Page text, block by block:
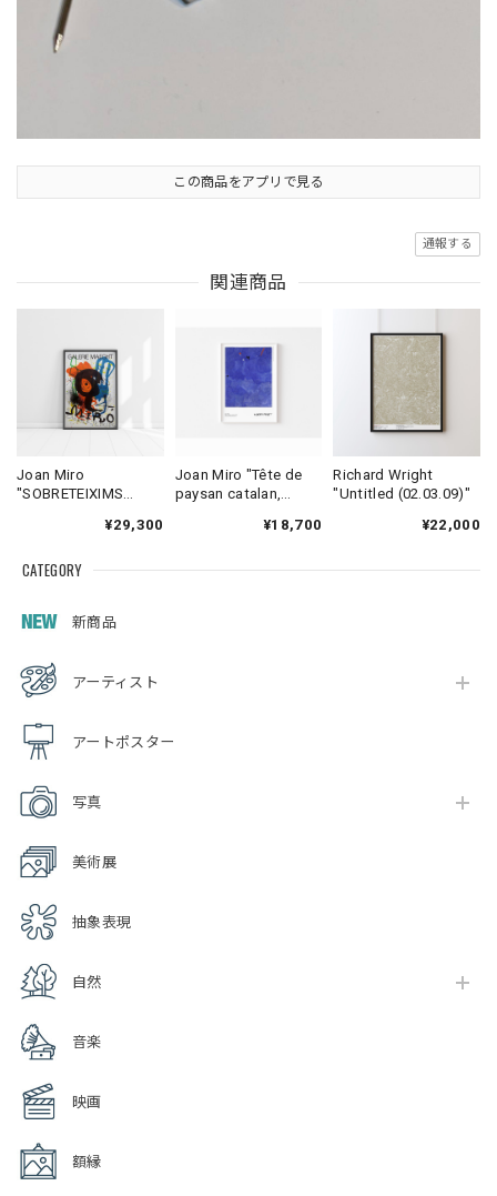
CATEGORY
新商品
アーティスト
アートポスター
写真
美術展
抽象表現
自然
音楽
映画
額縁
この商品をアプリで見る
通報する
関連商品
Joan Miro
"SOBRETEIXIMS
¥29,300
Joan Miro "Tête de
paysan catalan,
¥18,700
Richard Wright
"Untitled (02.03.09)"
¥22,000